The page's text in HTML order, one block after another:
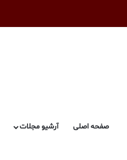
صفحه اصلی آرشیو مجلات